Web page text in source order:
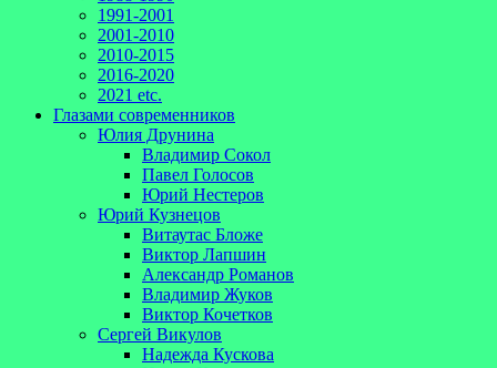
1991-2001
2001-2010
2010-2015
2016-2020
2021 etc.
Глазами современников
Юлия Друнина
Владимир Сокол
Павел Голосов
Юрий Нестеров
Юрий Кузнецов
Витаутас Бложе
Виктор Лапшин
Александр Романов
Владимир Жуков
Виктор Кочетков
Сергей Викулов
Надежда Кускова